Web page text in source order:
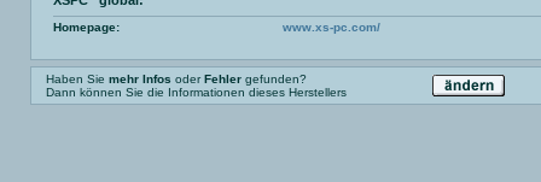
Homepage: www.xs-pc.com/
Haben Sie mehr Infos oderFehler gefunden?
Dann können Sie die Informationen dieses Herstellers